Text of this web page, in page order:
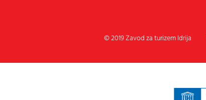
© 2019 Zavod za turizem Idrija